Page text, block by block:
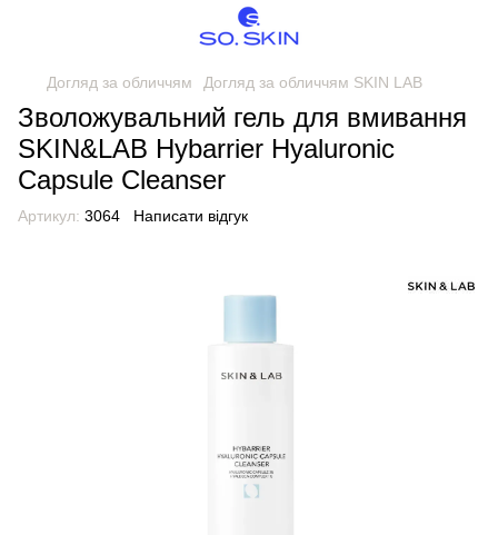
Догляд за обличчям Догляд за обличчям SKIN LAB
Зволожувальний гель для вмивання
SKIN&LAB Hybarrier Hyaluronic
Capsule Cleanser
Артикул: 3064 Написати відгук